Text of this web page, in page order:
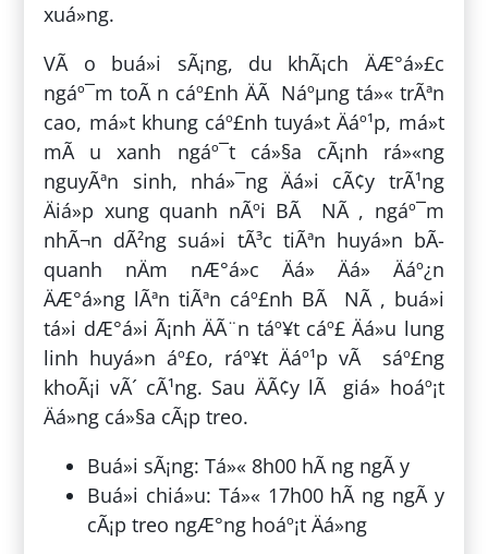
xuá»ng.
VÃ o buá»i sÃ¡ng, du khÃ¡ch ÄÆ°á»£c
ngáº¯m toÃ n cáº£nh ÄÃ Náºµng tá»« trÃªn
cao, má»t khung cáº£nh tuyá»t Äáº¹p, má»t
mÃ u xanh ngáº¯t cá»§a cÃ¡nh rá»«ng
nguyÃªn sinh, nhá»¯ng Äá»i cÃ¢y trÃ¹ng
Äiá»p xung quanh nÃºi BÃ NÃ , ngáº¯m
nhÃ¬n dÃ²ng suá»i tÃ³c tiÃªn huyá»n bÃ­
quanh nÄm nÆ°á»c Äá» Äá» Äáº¿n
ÄÆ°á»ng lÃªn tiÃªn cáº£nh BÃ NÃ , buá»i
tá»i dÆ°á»i Ã¡nh ÄÃ¨n táº¥t cáº£ Äá»u lung
linh huyá»n áº£o, ráº¥t Äáº¹p vÃ sáº£ng
khoÃ¡i vÃ´ cÃ¹ng. Sau ÄÃ¢y lÃ giá» hoáº¡t
Äá»ng cá»§a cÃ¡p treo.
Buá»i sÃ¡ng: Tá»« 8h00 hÃ ng ngÃ y
Buá»i chiá»u: Tá»« 17h00 hÃ ng ngÃ y
cÃ¡p treo ngÆ°ng hoáº¡t Äá»ng